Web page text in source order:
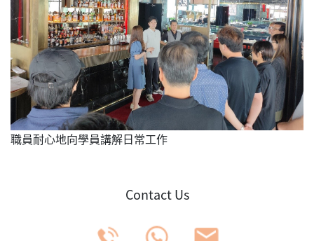
職員耐心地向學員講解日常工作
Contact Us